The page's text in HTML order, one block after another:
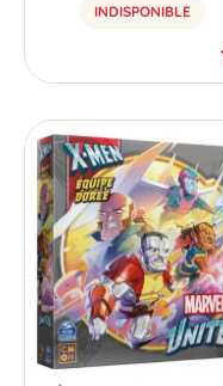
INDISPONIBLE